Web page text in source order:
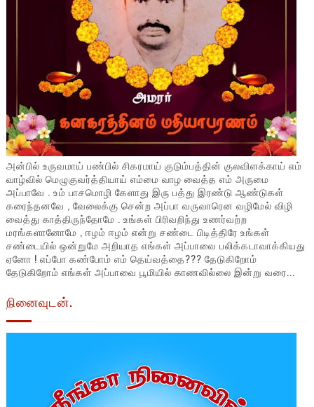
அன்பில் உருவமாய் பண்பில் சிகரமாய் குடும்பத்தின் குலவிளக்காய் எம்
வாழ்வில் மெழுகுவர்த்தியாய் எம்மை வாழ வைத்த எம் அருமை
அப்பாவே . உம் பாசமொழி கேளாது இரு பத்து இரண்டு ஆண்டுகள்
கரைந்தனவே , வேலைக்கு சென்ற அப்பா வருவாரென வழிமேல் விழி
வைத்து காத்திருந்தோமே . உங்கள் பிரிவறிந்து உணர்வற்ற
மரங்களானோமே , ஈழம் ஈழம் என்று சண்டை பிடித்திரே உங்கள்
சண்டையில் ஒன்றுமே அறியாத எங்கள் அப்பாவை பலிக்கடாவாக்கியது
ஏனோ ! எப்போ கண்போம் எம் தெய்வத்தை??? தேடுகிறோம்
தேடுகிறோம் எங்கள் அப்பாவை பூமியில் காணவில்லை இன்று வரை...
நினைவுடன்.